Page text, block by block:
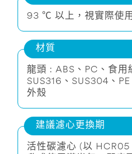
93 ℃ 以上，視實際使
材質
龍頭 : ABS、PC、食用
SUS316、SUS304、
外殼
建議濾心更換期
活性碳濾心 (以